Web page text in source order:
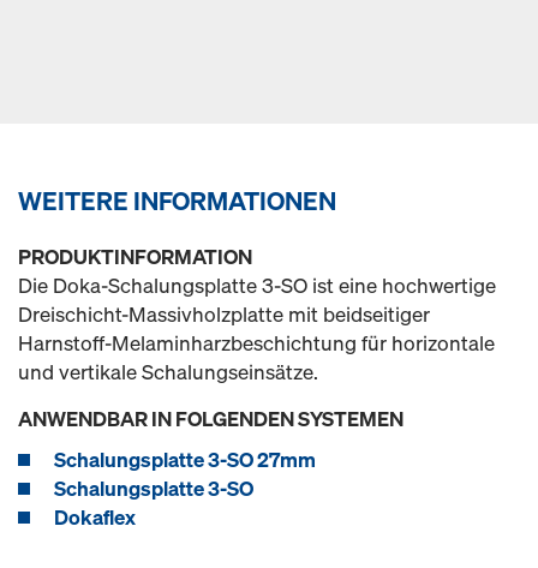
WEITERE INFORMATIONEN
PRODUKTINFORMATION
Die Doka-Schalungsplatte 3-SO ist eine hochwertige
Dreischicht-Massivholzplatte mit beidseitiger
Harnstoff-Melaminharzbeschichtung für horizontale
und vertikale Schalungseinsätze.
ANWENDBAR IN FOLGENDEN SYSTEMEN
Schalungsplatte 3-SO 27mm
Schalungsplatte 3-SO
Dokaflex